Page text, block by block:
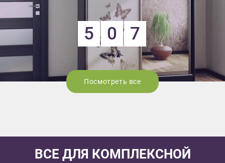
5 0 7
Посмотреть все
ВСЕ ДЛЯ КОМПЛЕКСНОЙ